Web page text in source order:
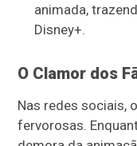
animada,
Disney+.
O Clamor dos
Nas redes sociais,
fervorosas.